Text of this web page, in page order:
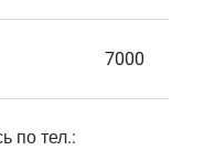
7000
по тел.: